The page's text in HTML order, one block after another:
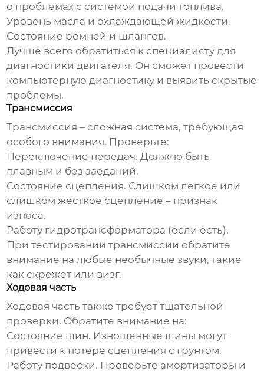
о проблемах с системой подачи топлива.
Уровень масла и охлаждающей жидкости.
Состояние ремней и шлангов.
Лучше всего обратиться к специалисту для
диагностики двигателя. Он сможет провести
компьютерную диагностику и выявить скрытые
проблемы.
Трансмиссия
Трансмиссия – сложная система, требующая
особого внимания. Проверьте:
Переключение передач. Должно быть
плавным и без заеданий.
Состояние сцепления. Слишком легкое или
слишком жесткое сцепление – признак
износа.
Работу гидротрансформатора (если есть).
При тестировании трансмиссии обратите
внимание на любые необычные звуки, такие
как скрежет или визг.
Ходовая часть
Ходовая часть также требует тщательной
проверки. Обратите внимание на:
Состояние шин. Изношенные шины могут
привести к потере сцепления с грунтом.
Работу подвески. Проверьте амортизаторы и